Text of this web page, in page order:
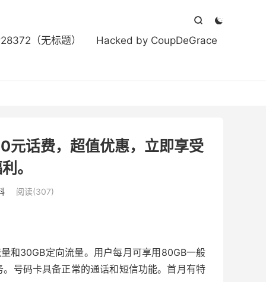


（无标题） Hacked by CoupDeGrace
元话费，超值优惠，立即享受
。
阅读(307)
和30GB定向流量。用户每月可享用80GB一般
号码卡具备正常的通话和短信功能。首月有特